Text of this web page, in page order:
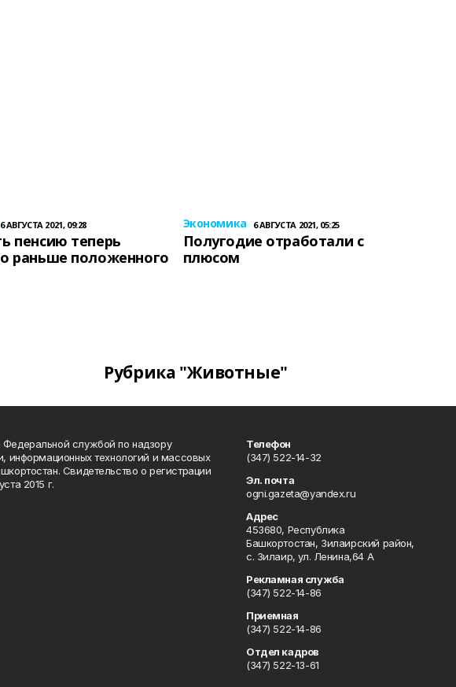
6 АВГУСТА 2021, 09:28
пенсию теперь
раньше положенного
Экономика 6 АВГУСТА 2021, 05:25
Полугодие отработали с
плюсом
Рубрика "Животные"
службой по надзору
информационных технологий и массовых
Свидетельство о регистрации
2015 г.
Телефон
(347) 522-14-32
Эл. почта
ogni.gazeta@yandex.ru
Адрес
453680, Республика
Башкортостан, Зилаирский район,
с. Зилаир, ул. Ленина,64 А
Рекламная служба
(347) 522-14-86
Приемная
(347) 522-14-86
Отдел кадров
(347) 522-13-61